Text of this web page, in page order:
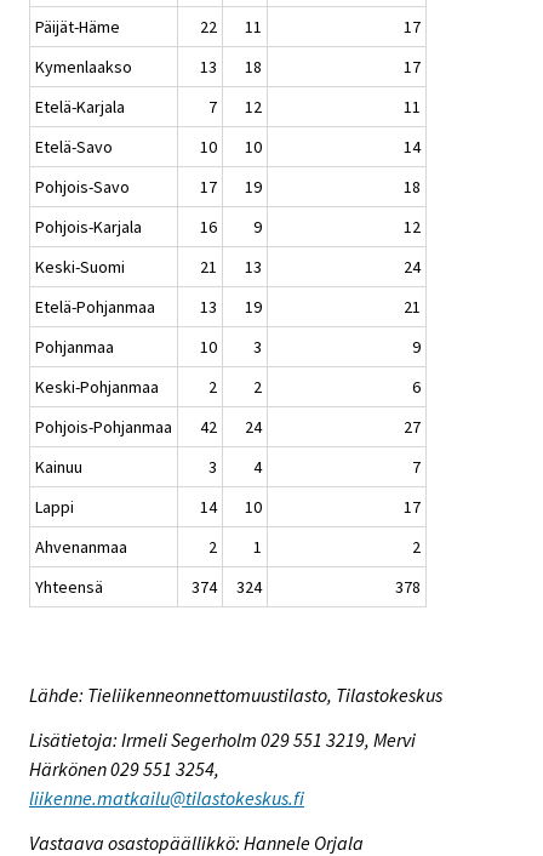
Päijät-Häme
22 11
17
Kymenlaakso
13 18
17
Etelä-Karjala
7 12
11
Etelä-Savo
10 10
14
Pohjois-Savo
17 19
18
Pohjois-Karjala
16 9
12
Keski-Suomi
21 13
24
Etelä-Pohjanmaa
13 19
21
Pohjanmaa
10 3
9
Keski-Pohjanmaa
2 2
6
Pohjois-Pohjanmaa
42 24
27
Kainuu
3 4
7
Lappi
14 10
17
Ahvenanmaa
2 1
2
Yhteensä
374 324 378
Lähde: Tieliikenneonnettomuustilasto, Tilastokeskus
Lisätietoja: Irmeli Segerholm 029 551 3219, Mervi
Härkönen 029 551 3254,
liikenne.matkailu@tilastokeskus.fi
Vastaava osastopäällikkö: Hannele Orjala